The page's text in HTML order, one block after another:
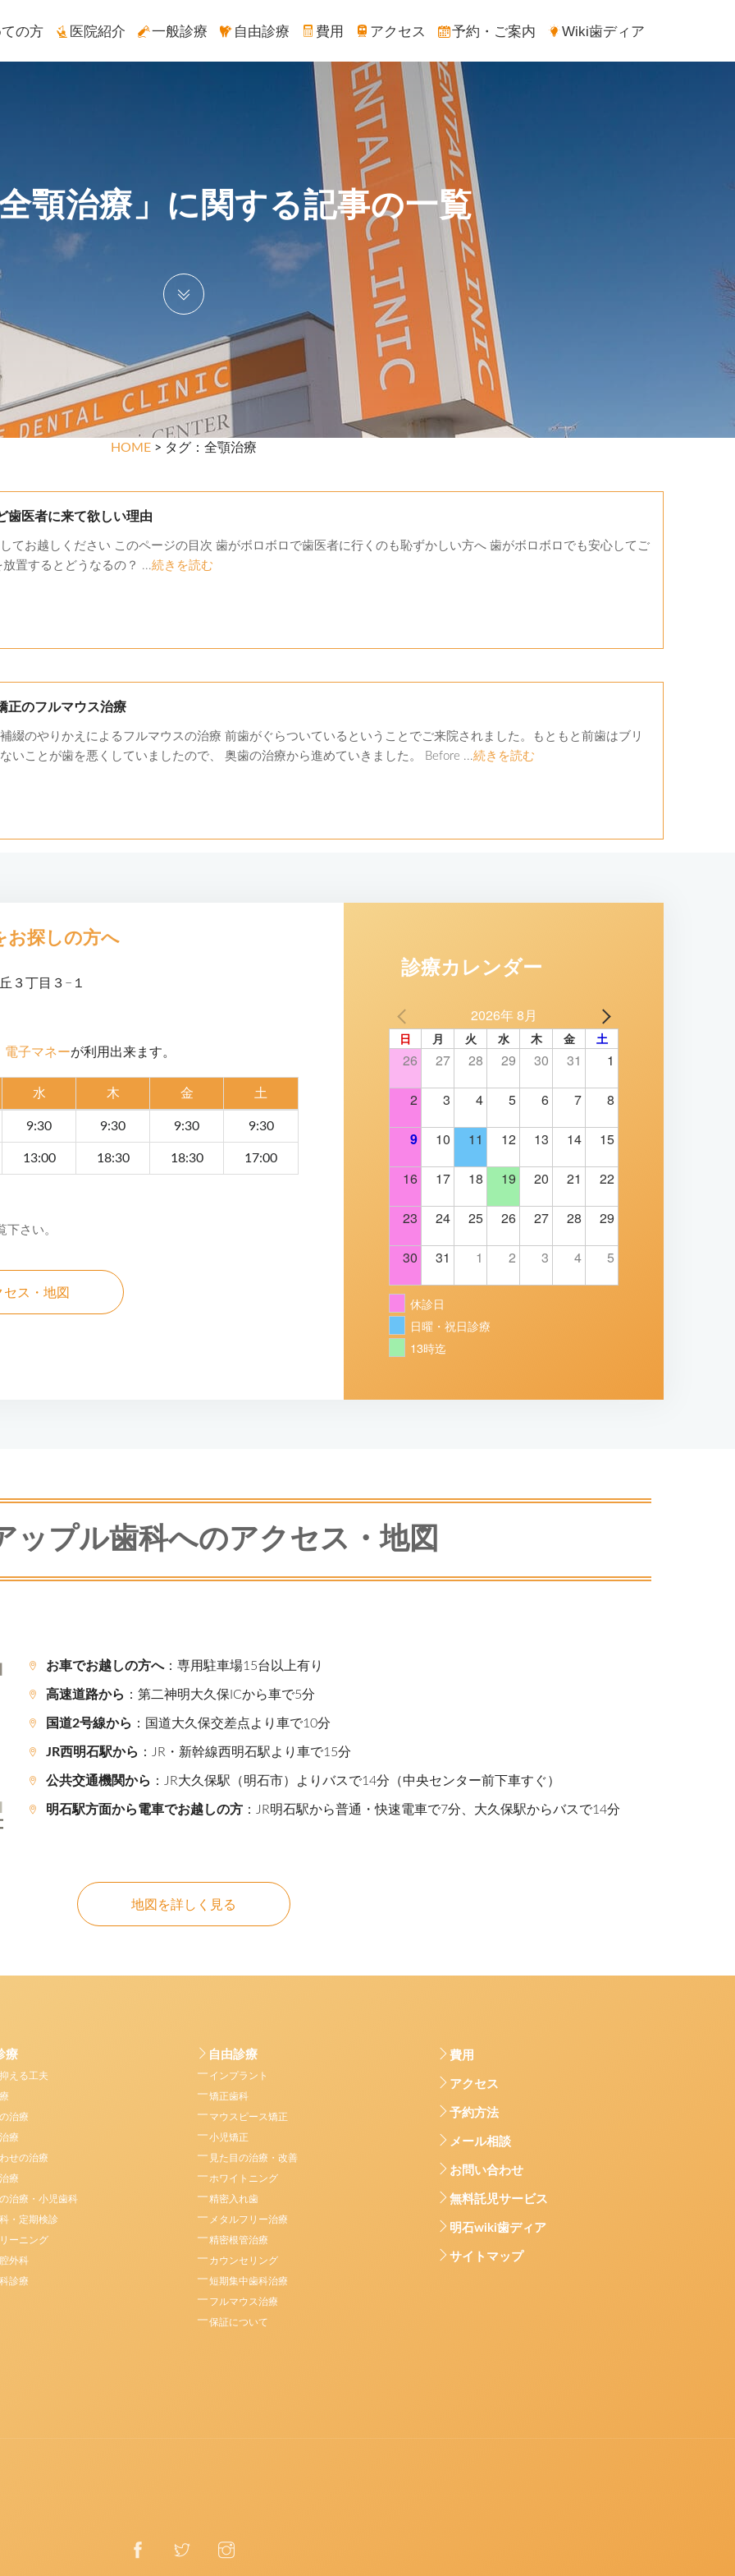
の方 医院紹介 一般診療 自由診療 費用 アクセス 予約・ご案内 Wiki歯ディア
顎治療」に関する記事の一覧
HOME > タグ：全顎治療
歯医者に来て欲しい理由
てお越しください このページの目次 歯がボロボロで歯医者に行くのも恥ずかしい方へ 歯がボロボロでも安心してご
置するとどうなるの？ ...続きを読む
正のフルマウス治療
綴のやりかえによるフルマウスの治療 前歯がぐらついているということでご来院されました。もともと前歯はブリ
いことが歯を悪くしていましたので、 奥歯の治療から進めていきました。 Before ...続きを読む
お探しの方へ
３丁目３−１
電子マネーが利用出来ます。
水 木 金 土
9:30 9:30 9:30 9:30
13:00 18:30 18:30 17:00
さい。
セス・地図
診療カレンダー
2026年 8月
日 月 火 水 木 金 土
26 27 28 29 30 31 1
2 3 4 5 6 7 8
9 10 11 12 13 14 15
16 17 18 19 20 21 22
23 24 25 26 27 28 29
30 31 1 2 3 4 5
休診日
日曜・祝日診療
13時迄
ップル歯科へのアクセス・地図
お車でお越しの方へ：専用駐車場15台以上有り
高速道路から ：第二神明大久保ICから車で5分
国道2号線から ：国道大久保交差点より車で10分
JR西明石駅から ：JR・新幹線西明石駅より車で15分
公共交通機関から ：JR大久保駅（明石市）よりバスで14分（中央センター前下車すぐ）
明石駅方面から電車でお越しの方 ：JR明石駅から普通・快速電車で7分、大久保駅からバスで14分
地図を詳しく見る
療
える工夫
治療
療
せの治療
療
治療・小児歯科
・定期検診
ーニング
外科
診療
自由診療
インプラント
矯正歯科
マウスピース矯正
小児矯正
見た目の治療・改善
ホワイトニング
精密入れ歯
メタルフリー治療
精密根管治療
カウンセリング
短期集中歯科治療
フルマウス治療
保証について
費用
アクセス
予約方法
メール相談
お問い合わせ
無料託児サービス
明石wiki歯ディア
サイトマップ